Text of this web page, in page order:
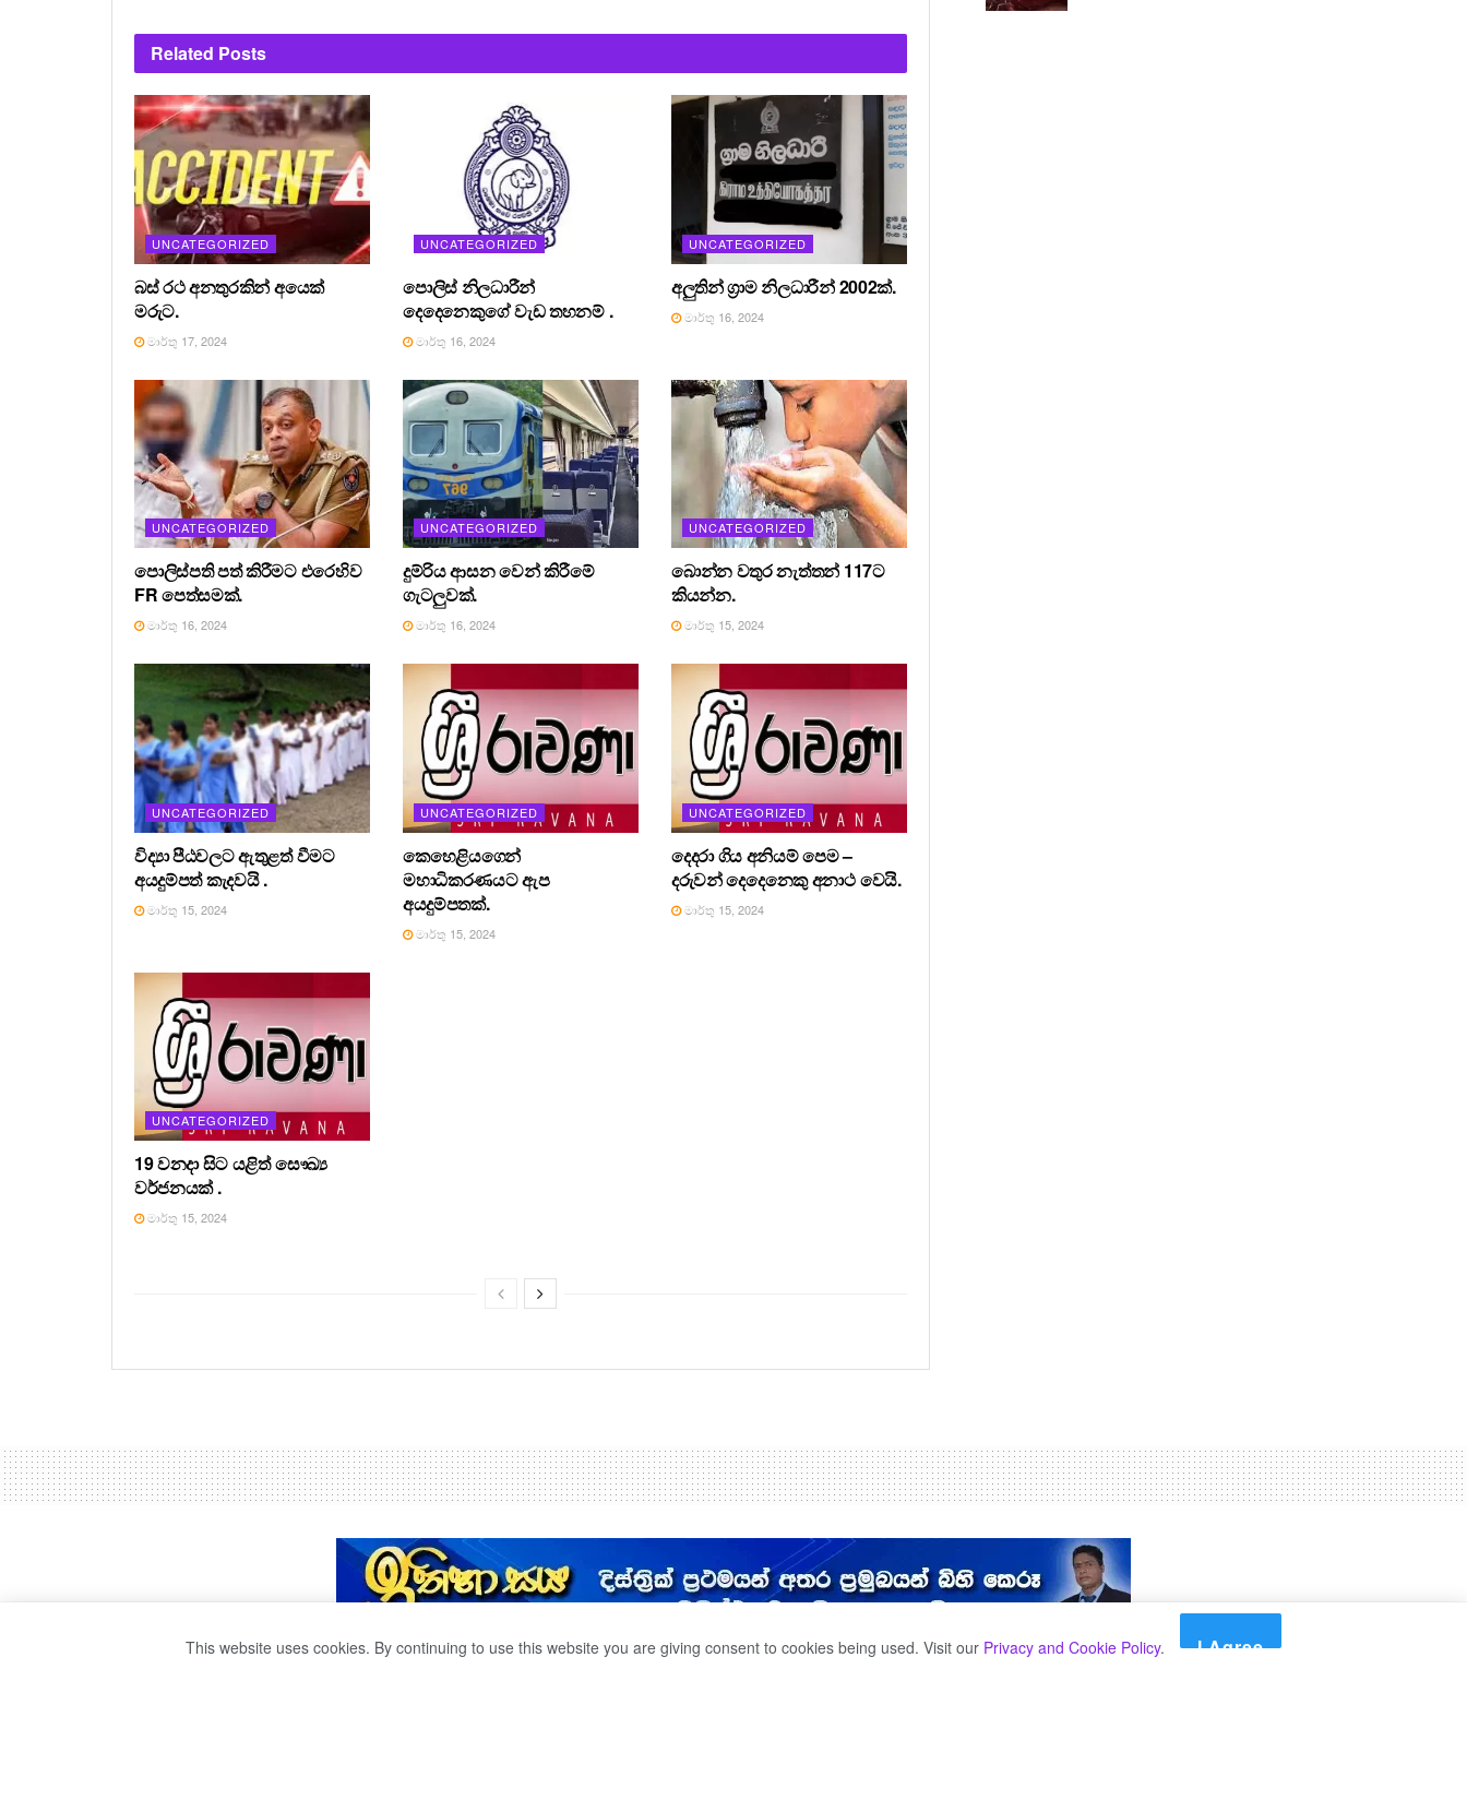
Related Posts
UNCATEGORIZED
බස් රථ අනතුරකින් අයෙක්
මරුට.
මාර්තු 17, 2024
UNCATEGORIZED
පොලිස් නිලධාරීන්
දෙදෙනෙකුගේ වැඩ තහනම් .
මාර්තු 16, 2024
UNCATEGORIZED
අලුතින් ග්‍රාම නිලධාරීන් 2002ක්.
මාර්තු 16, 2024
UNCATEGORIZED
පොලිස්පති පත් කිරීමට එරෙහිව
FR පෙත්සමක්.
මාර්තු 16, 2024
UNCATEGORIZED
දුම්රිය ආසන වෙන් කිරීමේ
ගැටලුවක්.
මාර්තු 16, 2024
UNCATEGORIZED
බොන්න වතුර නැත්තන් 117ට
කියන්න.
මාර්තු 15, 2024
UNCATEGORIZED
විද්‍යා පීඨවලට ඇතුළත් වීමට
අයදුම්පත් කැදවයි .
මාර්තු 15, 2024
UNCATEGORIZED
කෙහෙළියගෙන්
මහාධිකරණයට ඇප
අයදුම්පතක්.
මාර්තු 15, 2024
UNCATEGORIZED
දෙදරා ගිය අනියම් පෙම –
දරුවන් දෙදෙනෙකු අනාථ වෙයි.
මාර්තු 15, 2024
UNCATEGORIZED
19 වනදා සිට යළිත් සෞඛ්‍ය
වර්ජනයක් .
මාර්තු 15, 2024
This website uses cookies. By continuing to use this website you are giving consent to cookies being used. Visit our Privacy and Cookie Policy. I Agree